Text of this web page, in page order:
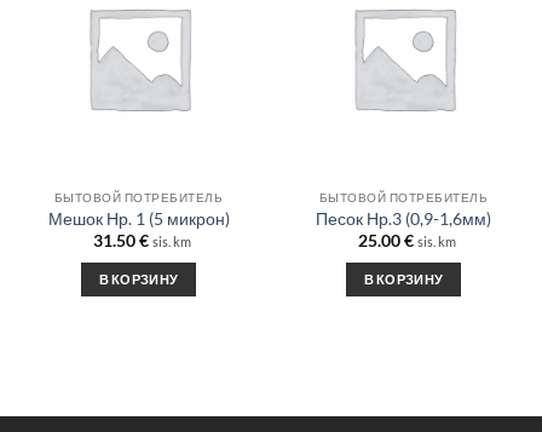
БЫТОВОЙ ПОТРЕБИТЕЛЬ
Мешок Нр. 1 (5 микрон)
31.50€ sis. km
В КОРЗИНУ
БЫТОВОЙ ПОТРЕБИТЕЛЬ
Песок Нр.3 (0,9-1,6мм)
25.00€ sis. km
В КОРЗИНУ